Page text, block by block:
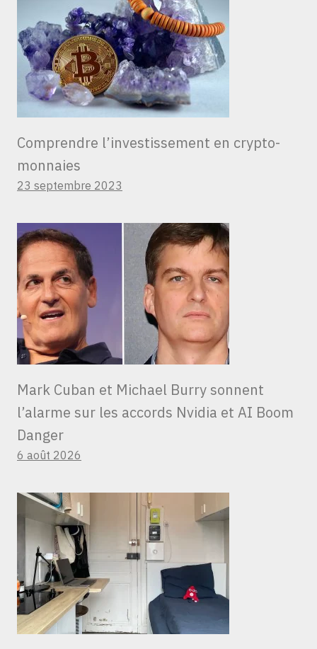
Comprendre l’investissement en crypto-
monnaies
23 septembre 2023
Mark Cuban et Michael Burry sonnent
l’alarme sur les accords Nvidia et AI Boom
Danger
6 août 2026